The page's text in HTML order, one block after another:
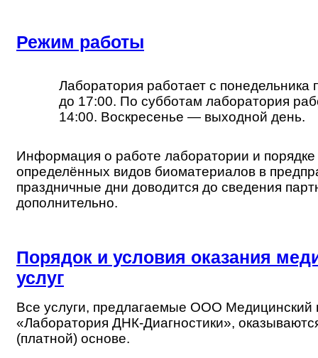
Режим работы
Лаборатория работает с понедельника
до 17:00. По субботам лаборатория
14:00. Воскресенье — выходной день.
Информация о работе лаборатории и
определённых видов биоматериалов в
праздничные дни доводится до сведения
дополнительно.
Порядок и условия оказания
услуг
Все услуги, предлагаемые ООО Медицинский
«Лаборатория ДНК-Диагностики»,
(платной) основе.